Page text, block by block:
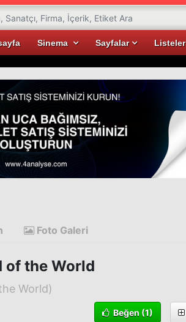
Sinema Sayfalar Listeler
Foto Galeri
of the World
World)
Beğen (1)